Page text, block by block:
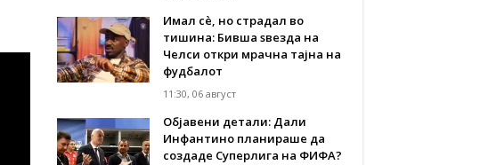
Имал сè, но страдал во
тишина: Бивша ѕвезда на
Челси откри мрачна тајна на
фудбалот
11:30, 06 август
Објавени детали: Дали
Инфантино планираше да
создаде Суперлига на ФИФА?